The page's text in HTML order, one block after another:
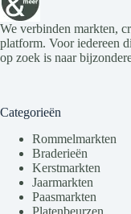
We verbinden markten,
platform. Voor iedereen
op zoek is naar
Categorieën
Rommelmarkten
Braderieën
Kerstmarkten
Jaarmarkten
Paasmarkten